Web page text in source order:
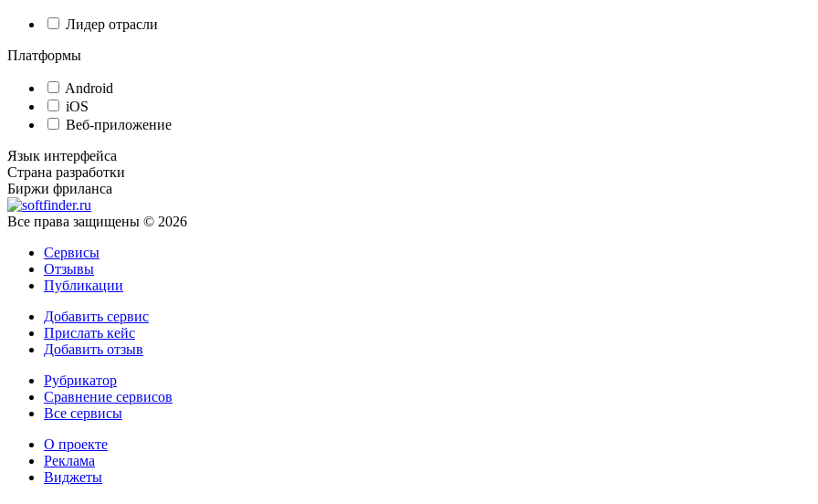
Лидер отрасли
Платформы
Android
iOS
Веб-приложение
Язык интерфейса
Страна разработки
Биржи фриланса
Все права защищены © 2026
Сервисы
Отзывы
Публикации
Добавить сервис
Прислать кейс
Добавить отзыв
Рубрикатор
Сравнение сервисов
Все сервисы
О проекте
Реклама
Виджеты